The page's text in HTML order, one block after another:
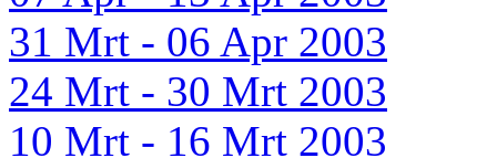
31 Mrt - 06 Apr 2003
24 Mrt - 30 Mrt 2003
10 Mrt - 16 Mrt 2003